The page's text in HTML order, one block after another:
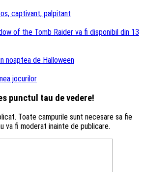
captivant, palpitant
of the Tomb Raider va fi disponibil din 13
noaptea de Halloween
jocurilor
punctul tau de vedere!
Toate campurile sunt necesare sa fie
va fi moderat inainte de publicare.